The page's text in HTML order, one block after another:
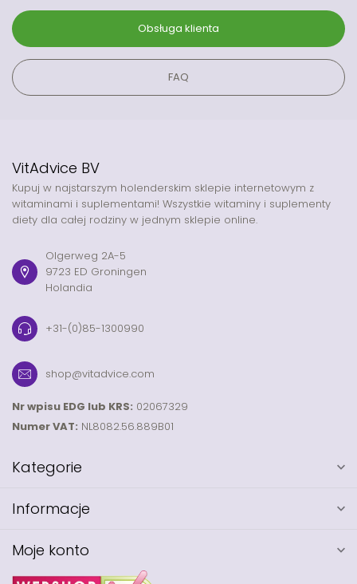
Obsługa klienta
FAQ
VitAdvice BV
Kupuj w najstarszym holenderskim sklepie internetowym z
witaminami i suplementami! Wszystkie witaminy i suplementy
diety dla całej rodziny w jednym sklepie online.
Olgerweg 2A-5
9723 ED Groningen
Holandia
+31-(0)85-1300990
shop@vitadvice.com
Nr wpisu EDG lub KRS: 02067329
Numer VAT: NL8082.56.889B01
Kategorie
Informacje
Moje konto